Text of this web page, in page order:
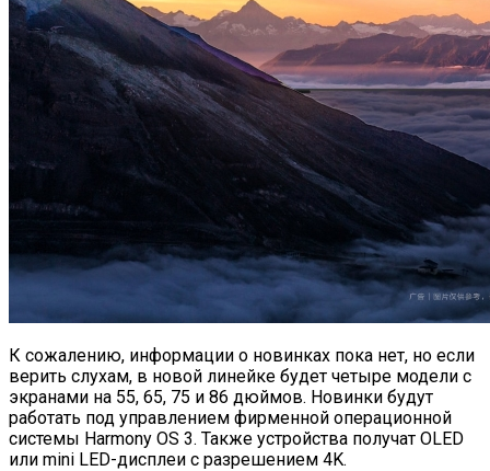
К сожалению, информации о новинках пока нет, но если
верить слухам, в новой линейке будет четыре модели с
экранами на 55, 65, 75 и 86 дюймов. Новинки будут
работать под управлением фирменной операционной
системы Harmony OS 3. Также устройства получат OLED
или mini LED-дисплеи c разрешением 4K.